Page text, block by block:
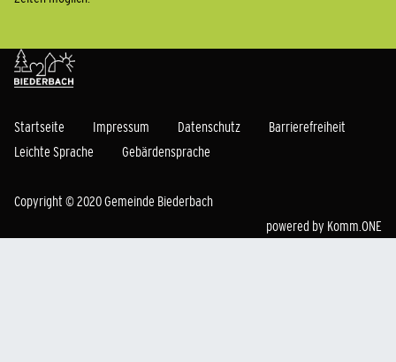
Startseite Impressum Datenschutz
Barrierefreiheit
Leichte Sprache
Gebärdensprache
Copyright © 2020 Gemeinde Biederbach
powered by Komm.ONE